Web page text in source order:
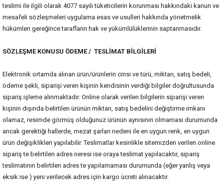
teslimi ile ilgili olarak 4077 sayılı tüketicilerin korunması hakkındaki kanun ve
mesafeli sözleşmeleri uygulama esas ve usulleri hakkında yönetmelik
hükümleri gereğince tarafların hak ve yükümlülüklerinin saptanmasıdır.
SÖZLEŞME KONUSU ÖDEME / TESLİMAT BİLGİLERİ
Elektronik ortamda alınan ürün/ürünlerin cinsi ve türü, miktarı, satış bedeli,
ödeme şekli, siparişi veren kişinin kendisinin verdiği bilgiler doğrultusunda
sipariş işleme alınmaktadır. Online olarak verilen bilgilerin siparişi veren
kişinin dışında belirtilen ürünün miktarı, satış bedelini değiştirme imkanı
olamaz, resimde görmüş olduğunuz ürünün aynısının olmaması durumunda
ancak gerektiği hallerde, mezat şarları nedeni ile en uygun renk, en uygun
ürün değişiklikleri yapılabilir. Teslimatlar kesinlikle sitemizden verilen online
sipariş te belirtilen adres neresi ise oraya teslimat yapılacaktır, sipariş
teslimatının belirtilen adres te yapılamaması durumunda (eğer yanlış veya
eksik ise ) yeni verilecek adres için kargo ücreti alınacaktır.